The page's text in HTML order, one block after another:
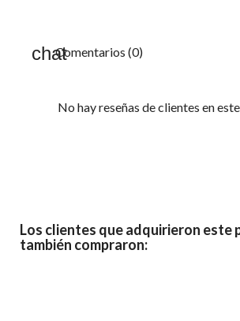
Comentarios (0)
No hay reseñas de clientes en
Los clientes que adquirieron este
también compraron: